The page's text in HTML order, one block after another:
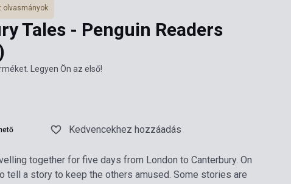
olvasmányok
Tales - Penguin Readers
Legyen Ön az első!
Kedvencekhez hozzáadás
together for five days from London to Canterbury. On
tell a story to keep the others amused. Some stories are